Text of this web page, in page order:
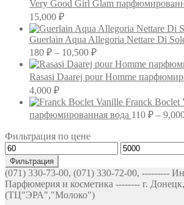
Very Good Girl Glam
15,000 ₽Диапазон
цен:
170 ₽
–
15,000 ₽
Guerlain Aqua Allegoria Nettare Di
180 ₽ – 10,500 ₽Диапазон
цен:
180 ₽
10,500 ₽
Rasasi Daarej pour Homme
4,000 ₽Диапазон
цен:
60 ₽
4,000 ₽
Franck Boclet
парфюмированная вода 110 ₽ –
Фильтрация по цене
Минимальная
цена
Максимальная
цена
Фильтрация
(071) 330-73-00, (071) 330-72-00, ---------
Парфюмерия и косметика -------- г.
(ТЦ"ЭРА","Молоко")